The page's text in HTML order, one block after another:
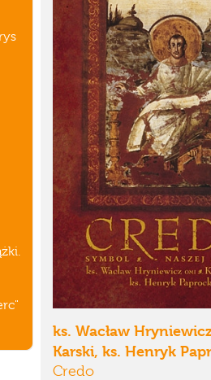
ks. Wacław
Karski, ks. Henryk
Credo